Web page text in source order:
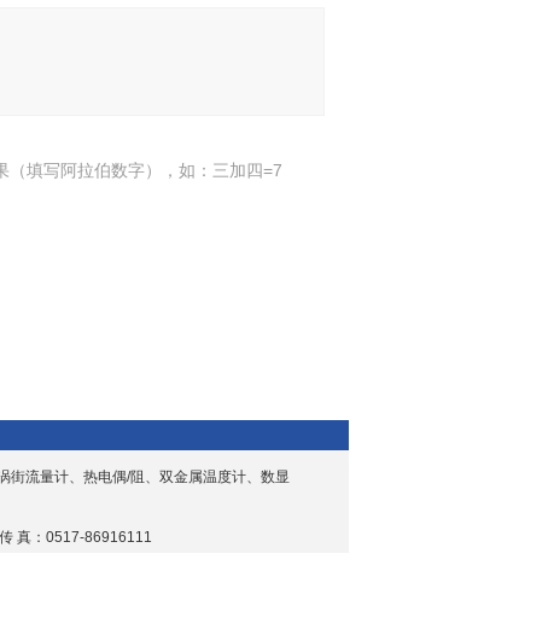
（填写阿拉伯数字），如：三加四=7
街流量计、热电偶/阻、双金属温度计、数显
真：0517-86916111